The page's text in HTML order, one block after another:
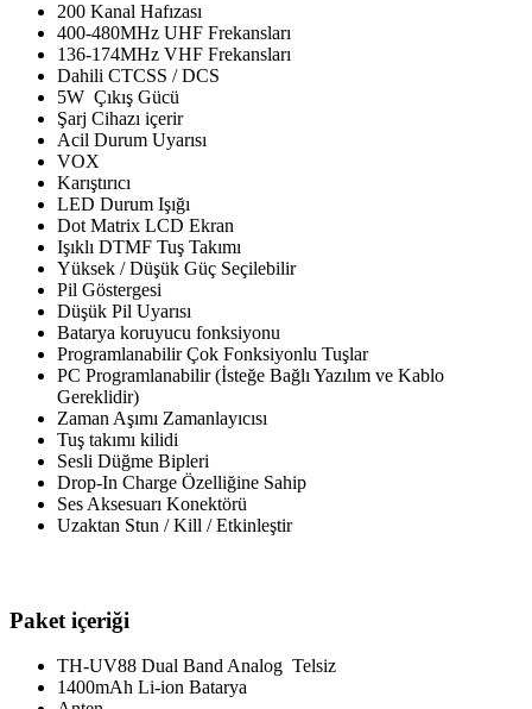
200 Kanal Hafızası
400-480MHz UHF Frekansları
136-174MHz VHF Frekansları
Dahili CTCSS / DCS
5W Çıkış Gücü
Şarj Cihazı içerir
Acil Durum Uyarısı
VOX
Karıştırıcı
LED Durum Işığı
Dot Matrix LCD Ekran
Işıklı DTMF Tuş Takımı
Yüksek / Düşük Güç Seçilebilir
Pil Göstergesi
Düşük Pil Uyarısı
Batarya koruyucu fonksiyonu
Programlanabilir Çok Fonksiyonlu Tuşlar
PC Programlanabilir (İsteğe Bağlı Yazılım ve Kablo
Gereklidir)
Zaman Aşımı Zamanlayıcısı
Tuş takımı kilidi
Sesli Düğme Bipleri
Drop-In Charge Özelliğine Sahip
Ses Aksesuarı Konektörü
Uzaktan Stun / Kill / Etkinleştir
Paket içeriği
TH-UV88 Dual Band Analog Telsiz
1400mAh Li-ion Batarya